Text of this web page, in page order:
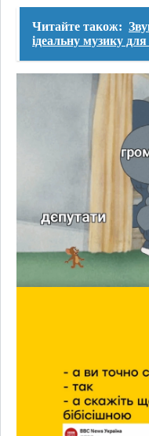
Читайте також:
ідеальну музику для